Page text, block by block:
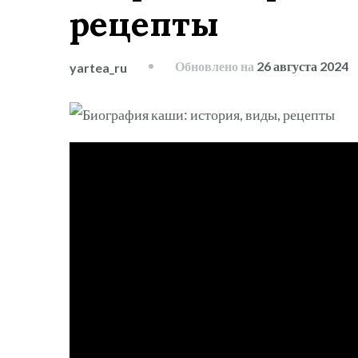
рецепты
yartea_ru Обновлено на 26 августа 2024